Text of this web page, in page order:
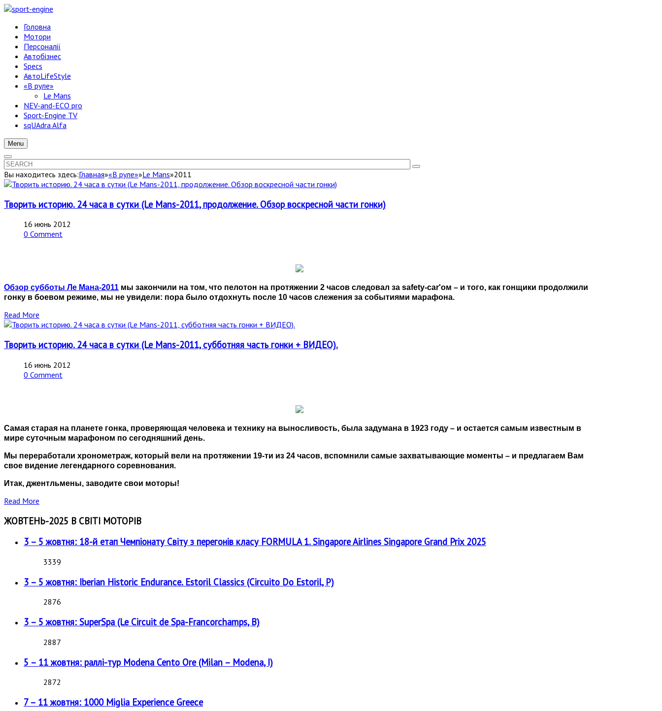
Головна
Мотори
Персоналії
Автобізнес
Specs
АвтоLifeStyle
«В руле»
Le Mans
NEV-and-ECO pro
Sport-Engine TV
sqUAdra Alfa
Menu
Вы находитесь здесь:Главная»«В руле»»Le Mans»2011
Творить историю. 24 часа в сутки (Le Mans-2011, продолжение. Обзор воскресной части гонки)
16 июнь 2012
0 Comment
Обзор субботы Ле Мана-2011 мы закончили на том, что пелотон на протяжении 2 часов следовал за safety-car'ом – и того, как гонщики продолжили
гонку в боевом режиме, мы не увидели: пора было отдохнуть после 10 часов слежения за событиями марафона.
Read More
Творить историю. 24 часа в сутки (Le Mans-2011, субботняя часть гонки + ВИДЕО).
16 июнь 2012
0 Comment
Самая старая на планете гонка, проверяющая человека и технику на выносливость, была задумана в 1923 году – и остается самым известным в
мире суточным марафоном по сегодняшний день.
Мы переработали хронометраж, который вели на протяжении 19-ти из 24 часов, вспомнили самые захватывающие моменты – и предлагаем Вам
свое видение легендарного соревнования.
Итак, джентльмены, заводите свои моторы!
Read More
ЖОВТЕНЬ-2025 В СВІТІ МОТОРІВ
3 – 5 жовтня: 18-й етап Чемпіонату Світу з перегонів класу FORMULA 1. Singapore Airlines Singapore Grand Prix 2025
3339
3 – 5 жовтня: Iberian Historic Endurance. Estoril Classics (Circuito Do Estoril, P)
2876
3 – 5 жовтня: SuperSpa (Le Circuit de Spa-Francorchamps, B)
2887
5 – 11 жовтня: раллі-тур Modena Cento Ore (Milan – Modena, I)
2872
7 – 11 жовтня: 1000 Miglia Experience Greece